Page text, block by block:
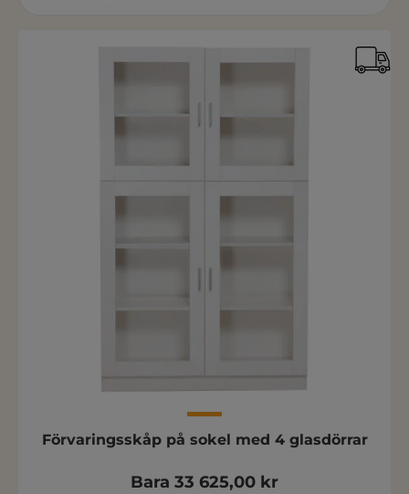
Förvaringsskåp på sokel med 4 glasdörrar
Bara 33 625,00 kr